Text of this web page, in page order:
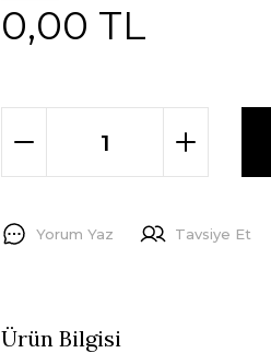
0,00 TL
Yorum Yaz Tavsiye Et
Ürün Bilgisi